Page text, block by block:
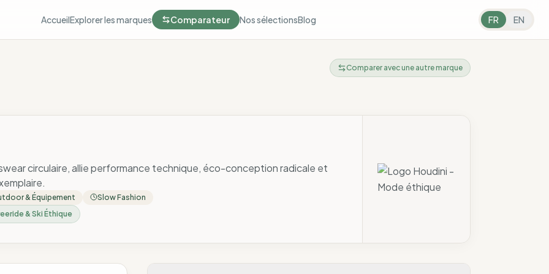
AccueilExplorer les marques Comparateur Nos sélectionsBlog FR EN
Comparer avec une autre marque
circulaire, allie performance technique, éco-conception radicale et
& Équipement
Slow Fashion
& Ski Éthique